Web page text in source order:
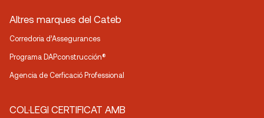
Altres marques del Cateb
Corredoria d’Assegurances
Programa DAPconstrucción®
Agencia de Cerficació Professional
COL·LEGI CERTIFICAT AMB